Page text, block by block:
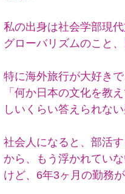
私の出身は社会学部現
グローバリズムのこと
特に海外旅行が大好き
「何か日本の文化を教
しいくらい答えられな
社会人になると、部活
から、もう浮かれてい
けど、6年3ヶ月の勤務